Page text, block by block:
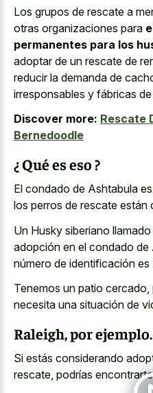
Los grupos de rescate a
otras organizaciones para
permanentes para los
adoptar de un rescate de
reducir la demanda de
irresponsables y fábricas
Discover more: Rescate
Bernedoodle
¿ Qué es eso ?
El condado de Ashtabula
los perros de rescate están
Un Husky siberiano
adopción en el condado de
número de identificación
Tenemos un patio
necesita una situación de
Raleigh, por ejemplo.
Si estás considerando
rescate, podrías